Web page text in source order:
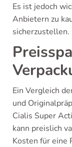
Es ist jedoch
Anbietern zu
sicherzustellen.
Ein Vergleich
und
Cialis Super
kann preislich
Kosten für eine